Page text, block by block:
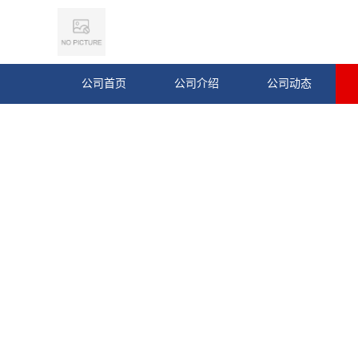
公司首页 公司介绍 公司动态